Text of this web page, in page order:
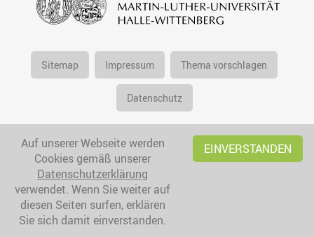
Sitemap Impressum Thema vorschlagen
Datenschutz
Auf unserer Webseite werden
Cookies gemäß unserer
Datenschutzerklärung
verwendet. Wenn Sie weiter auf
diesen Seiten surfen, erklären
Sie sich damit einverstanden.
EINVERSTANDEN